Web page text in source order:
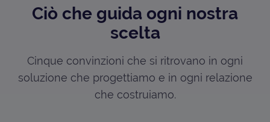
Ciò che guida ogni nostra
scelta
Cinque convinzioni che si ritrovano in ogni
soluzione che progettiamo e in ogni relazione
che costruiamo.